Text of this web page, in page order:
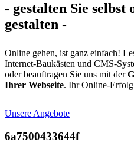
- gestalten Sie selbst
gestalten -
Online gehen, ist ganz einfach!
Internet-Baukästen und CMS-
oder beauftragen Sie uns mit der
Ihrer Webseite. Ihr Online-
Unsere Angebote
6a7500433644f